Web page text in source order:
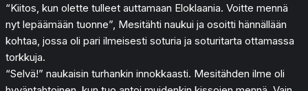
“Kiitos, kun olette tulleet auttamaan Eloklaania. Voitte mennä
nyt lepäämään tuonne”, Mesitähti naukui ja osoitti hännällään
kohtaa, jossa oli pari ilmeisesti soturia ja soturitarta ottamassa
torkkuja.
“Selvä!” naukaisin turhankin innokkaasti. Mesitähden ilme oli